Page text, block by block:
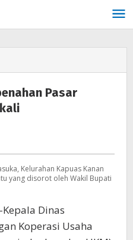
Pasar
Kelurahan Kapuas Kanan
yang disorot oleh Wakil Bupati
Dinas
Koperasi Usaha